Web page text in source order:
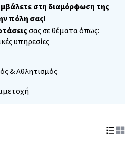
στη διαμόρφωση της
πόλη σας!
σας σε θέματα όπως:
υπηρεσίες
& Αθλητισμός